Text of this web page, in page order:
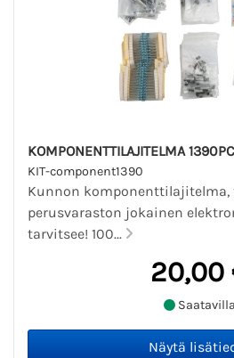
KOMPONENTTILAJITELMA
KIT-component1390
Kunnon komponenttilajitelma,
perusvaraston jokainen
tarvitsee! 100...
20,00
Saatavilla